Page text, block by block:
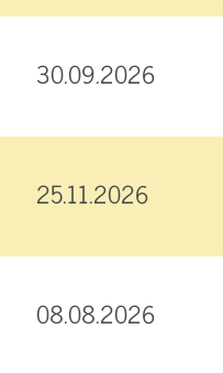
30.09.2026
25.11.2026
08.08.2026